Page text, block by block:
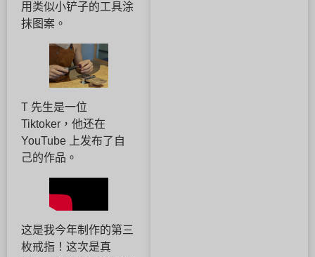
用类似小铲子的工具涂
抹图案。
T 先生是一位
Tiktoker，他还在
YouTube 上发布了自
己的作品。
这是我今年制作的第三
枚戒指！这次是真